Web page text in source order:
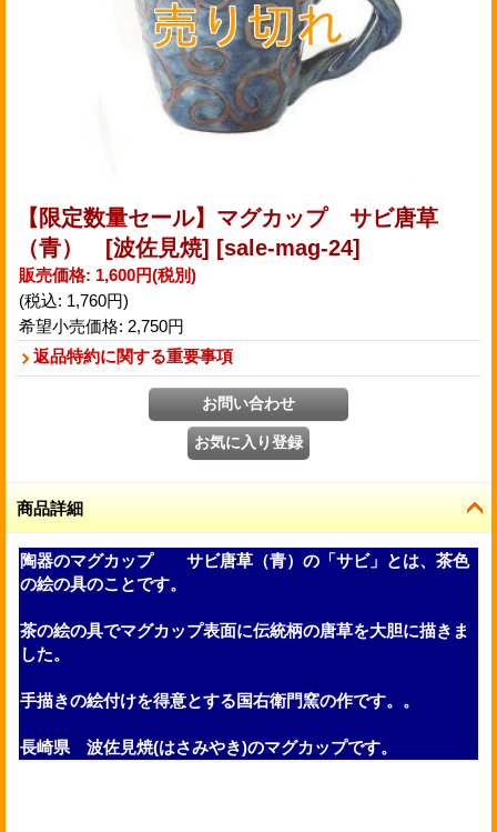
【限定数量セール】マグカップ サビ唐草
（青） [波佐見焼] [sale-mag-24]
販売価格: 1,600円(税別)
(税込: 1,760円)
希望小売価格: 2,750円
返品特約に関する重要事項
商品詳細
陶器のマグカップ サビ唐草（青）の「サビ」とは、茶色
の絵の具のことです。
茶の絵の具でマグカップ表面に伝統柄の唐草を大胆に描きま
した。
手描きの絵付けを得意とする国右衛門窯の作です。。
長崎県 波佐見焼(はさみやき)のマグカップです。